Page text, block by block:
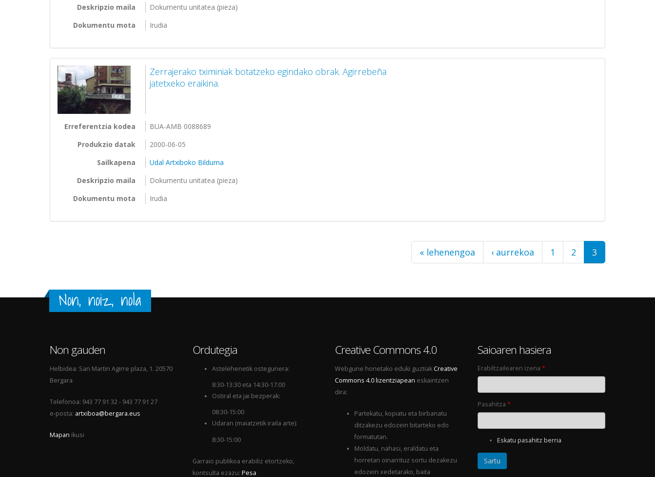
Deskripzio maila
Dokumentu unitatea (pieza)
Dokumentu mota
Irudia
Zerrajerako tximiniak botatzeko egindako obrak. Agirrebeña
jatetxeko eraikina.
Erreferentzia kodea
BUA-AMB 0088689
Produkzio datak
2000-06-05
Sailkapena
Udal Artxiboko Bilduma
Deskripzio maila
Dokumentu unitatea (pieza)
Dokumentu mota
Irudia
« lehenengoa ‹ aurrekoa 1 2 3
Non, noiz, nola
Non gauden
Helbidea: San Martin Agirre plaza, 1. 20570
Bergara
Telefonoa: 943 77 91 32 - 943 77 91 27
e-posta: artxiboa@bergara.eus
Mapan ikusi
Ordutegia
Astelehenetik ostegunera:
8:30-13:30 eta 14:30-17:00
Ostiral eta jai bezperak:
08:30-15:00
Udaran (maiatzetik iraila arte):
8:30-15:00
Garraio publikoa erabiliz etortzeko,
kontsulta ezazu: Pesa
Creative Commons 4.0
Webgune honetako eduki guztiakCreative
Commons 4.0 lizentziapean eskaintzen
dira:
Partekatu, kopiatu eta birbanatu
ditzakezu edozein bitarteko edo
formatutan.
Moldatu, nahasi, eraldatu eta
horretan oinarrituz sortu dezakezu
edozein xedetarako, baita
Saioaren hasiera
Erabiltzailearen izena *
Pasahitza *
Eskatu pasahitz berria